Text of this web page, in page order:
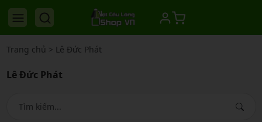
Trang chủ > Lê Đức Phát
Lê Đức Phát